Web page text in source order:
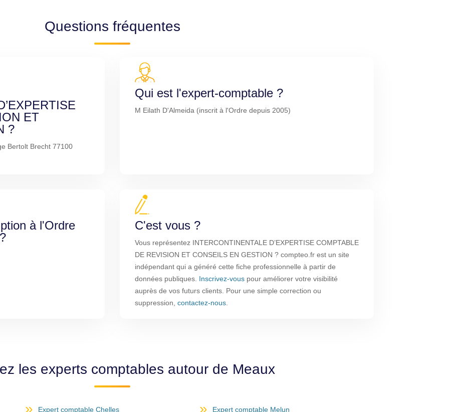
Questions fréquentes
ET
?
Bertolt Brecht 77100
Qui est l'expert-comptable ?
M Eilath D'Almeida (inscrit à l'Ordre depuis 2005)
à l'Ordre
C'est vous ?
Vous représentez INTERCONTINENTALE D’EXPERTISE COMPTABLE
DE REVISION ET CONSEILS EN GESTION ? compteo.fr est un site
indépendant qui a généré cette fiche professionnelle à partir de
données publiques. Inscrivez-vous pour améliorer votre visibilité
auprès de vos futurs clients. Pour une simple correction ou
suppression, contactez-nous
les experts comptables autour de Meaux
Expert comptable Chelles Expert comptable Melun